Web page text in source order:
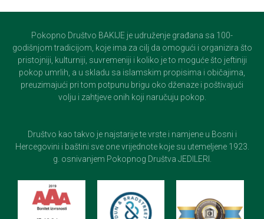
Pokopno Društvo BAKIJE je udruženje građana sa 100-
godišnjom tradicijom, koje ima za cilj da omogući i organizira što
pristojniji, kulturniji, suvremeniji i koliko je to moguće što jeftiniji
pokop umrlih, a u skladu sa islamskim propisima i običajima,
preuzimajući pri tom potpunu brigu oko dženaze i poštivajući
volju i zahtjeve onih koji naručuju pokop.
Društvo kao takvo je najstarije te vrste i namjene u Bosni i
Hercegovini i baštini sve one vrijednote koje su utemeljene 1923.
g. osnivanjem Pokopnog Društva JEDILERI.